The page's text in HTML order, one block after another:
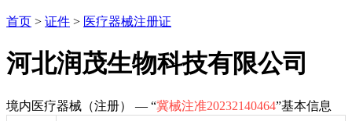
首页 > 证件 > 医疗器械注册证
河北润茂生物科技有限公司
境内医疗器械（注册） — “冀械注准20232140464”基本信息